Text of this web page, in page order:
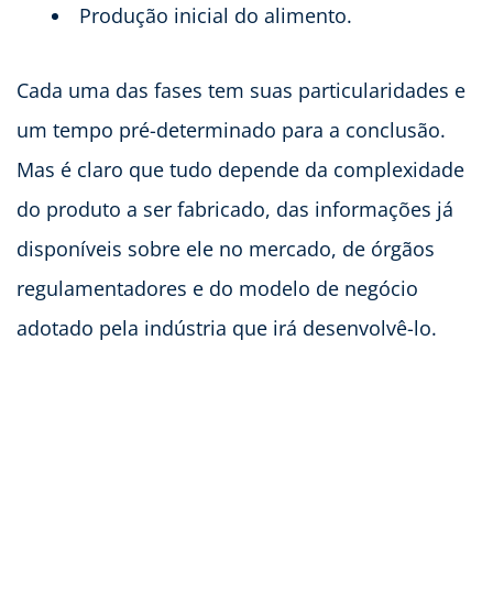
Produção inicial do alimento.
Cada uma das fases tem suas particularidades e
um tempo pré-determinado para a conclusão.
Mas é claro que tudo depende da complexidade
do produto a ser fabricado, das informações já
disponíveis sobre ele no mercado, de órgãos
regulamentadores e do modelo de negócio
adotado pela indústria que irá desenvolvê-lo.